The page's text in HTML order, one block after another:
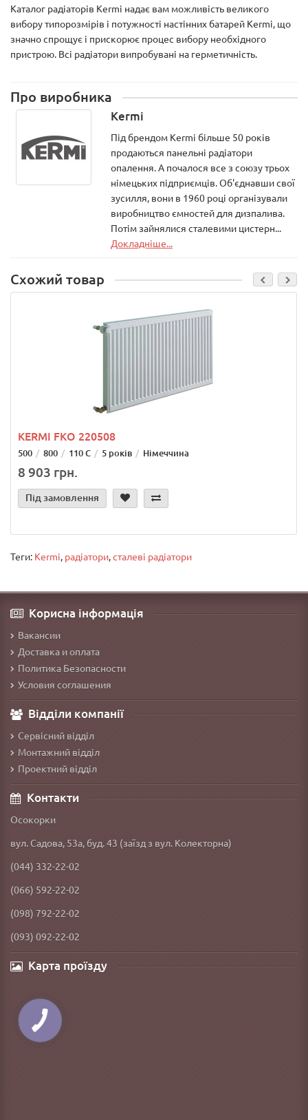
Каталог радіаторів Kermi надає вам можливість великого
вибору типорозмірів і потужності настінних батарей Kermi, що
значно спрощує і прискорює процес вибору необхідного
пристрою. Всі радіатори випробувані на герметичність.
Про виробника
Kermi
Під брендом Kermi більше 50 років
продаються панельні радіатори
опалення. А почалося все з союзу трьох
німецьких підприємців. Об'єднавши свої
зусилля, вони в 1960 році організували
виробництво ємностей для дизпалива.
Потім зайнялися сталевими цистерн...
Докладніше...
Схожий товар
KERMI FKO 220508
500 800 110 С 5 років Німеччина
8 903 грн.
Під замовлення
Теги: Kermi, радіатори,сталеві радіатори
Корисна інформація
Вакансии
Доставка и оплата
Политика Безопасности
Условия соглашения
Відділи компанії
Сервісний відділ
Монтажний відділ
Проектний відділ
Контакти
Осокорки
вул. Садова, 53а, буд. 43 (заїзд з вул. Колекторна)
(044) 332-22-02
(066) 592-22-02
(098) 792-22-02
(093) 092-22-02
Карта проїзду